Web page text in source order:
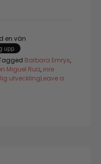
en vän
Barbara Emrys,
Miguel Ruiz, inre
utvecklingLeave a